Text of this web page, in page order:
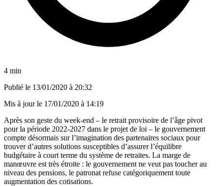
4 min
Publié le 13/01/2020 à 20:32
Mis à jour le 17/01/2020 à 14:19
Après son geste du week-end – le retrait provisoire de l’âge pivot
pour la période 2022-2027 dans le projet de loi – le gouvernement
compte désormais sur l’imagination des partenaires sociaux pour
trouver d’autres solutions susceptibles d’assurer l’équilibre
budgétaire à court terme du système de retraites. La marge de
manœuvre est très étroite : le gouvernement ne veut pas toucher au
niveau des pensions, le patronat refuse catégoriquement toute
augmentation des cotisations.